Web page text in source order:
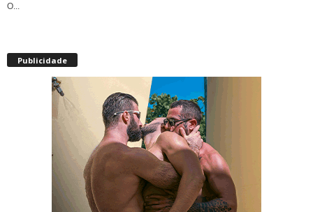
O...
Publicidade